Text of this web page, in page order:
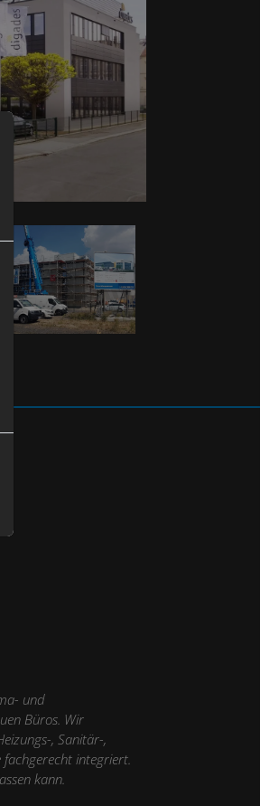
und
Büros. Wir
, Sanitär-,
fachgerecht integriert.
kann.